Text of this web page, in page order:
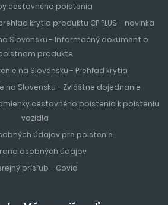
cestovného poistenia
krytia produktu CP PLUS – novinka
Slovensku - Informačný dokument o
produkte
na Slovensku - Prehľad krytia
na Slovensku - Zvláštne dojednanie
cestovného poistenia k poisteniu
vozidla
údajov pre poistenie
osobných údajov
prísľub - Covid